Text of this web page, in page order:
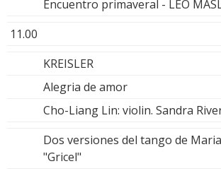
Encuentro primaveral - LEO
11.00
KREISLER
Alegria de amor
Cho-Liang Lin: violin. Sandra
Dos versiones del tango de
"Gricel"